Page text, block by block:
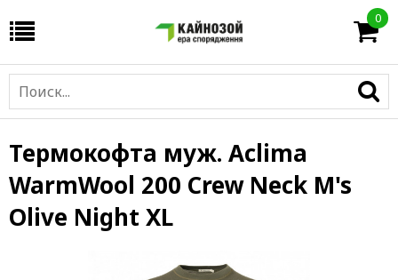
0
Термокофта муж. Aclima
WarmWool 200 Crew Neck M's
Olive Night XL